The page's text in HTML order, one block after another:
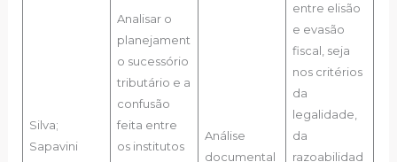
Silva;
Sapavini
Analisar o
planejament
o sucessório
tributário e a
confusão
feita entre
os institutos
Análise
documental
entre elisão
e evasão
fiscal, seja
nos critérios
da
legalidade,
da
razoabilidad